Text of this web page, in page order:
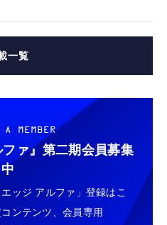
一覧
A MEMBER
ァ』 第二期会員募集
中
ッジ アルファ」登録はこ
ンテンツ、会員専用